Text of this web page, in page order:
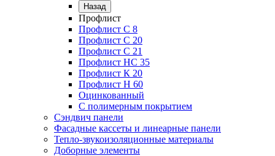
Назад
Профлист
Профлист С 8
Профлист С 20
Профлист C 21
Профлист НС 35
Профлист К 20
Профлист Н 60
Оцинкованный
С полимерным покрытием
Сэндвич панели
Фасадные кассеты и линеарные панели
Тепло-звукоизоляционные материалы
Доборные элементы